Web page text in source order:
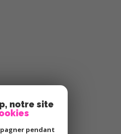
notre site
pendant